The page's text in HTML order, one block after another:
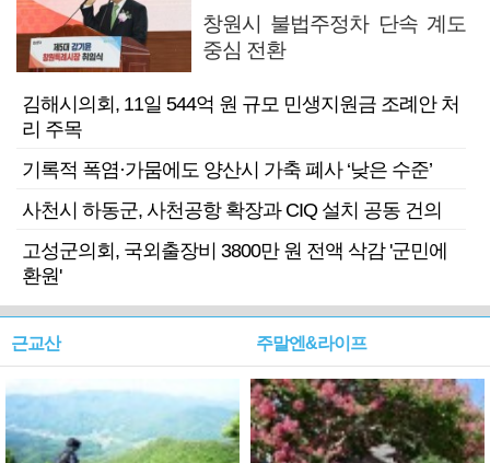
창원시 불법주정차 단속 계도
중심 전환
김해시의회, 11일 544억 원 규모 민생지원금 조례안 처
리 주목
기록적 폭염·가뭄에도 양산시 가축 폐사 ‘낮은 수준’
사천시 하동군, 사천공항 확장과 CIQ 설치 공동 건의
고성군의회, 국외출장비 3800만 원 전액 삭감 '군민에
환원'
근교산 주말엔&라이프